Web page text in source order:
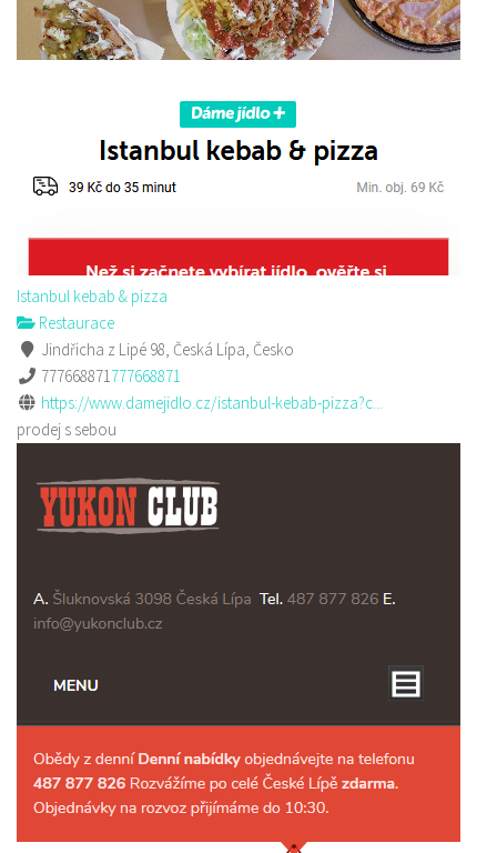
Istanbul kebab & pizza
Restaurace
Jindřicha z Lipé 98, Česká Lípa, Česko
777668871777668871
https://www.damejidlo.cz/istanbul-kebab-pizza?c...
prodej s sebou